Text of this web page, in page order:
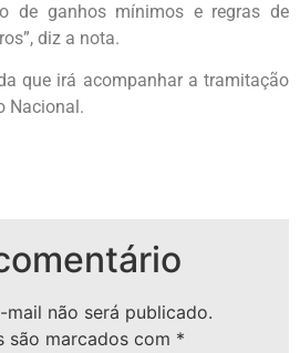
de ganhos mínimos e regras de
diz a nota.
que irá acompanhar a tramitação
Nacional.
mail não será publicado.
são marcados com *